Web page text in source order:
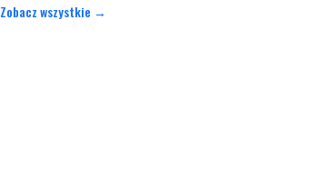
Zobacz wszystkie →